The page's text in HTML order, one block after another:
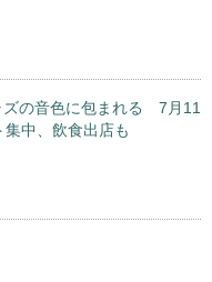
ズの音色に包まれる 7月11
集中、飲食出店も